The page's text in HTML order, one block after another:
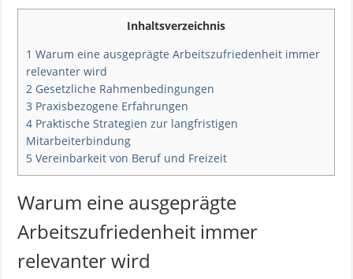
Inhaltsverzeichnis
1 Warum eine ausgeprägte Arbeitszufriedenheit immer
relevanter wird
2 Gesetzliche Rahmenbedingungen
3 Praxisbezogene Erfahrungen
4 Praktische Strategien zur langfristigen
Mitarbeiterbindung
5 Vereinbarkeit von Beruf und Freizeit
Warum eine ausgeprägte
Arbeitszufriedenheit immer
relevanter wird